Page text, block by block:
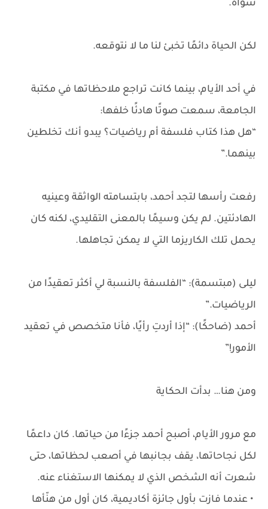
سواه.
لكن الحياة دائمًا تخبئ لنا ما لا نتوقعه.
في أحد الأيام، بينما كانت تراجع ملاحظاتها في مكتبة
الجامعة، سمعت صوتًا هادئًا خلفها:
“هل هذا كتاب فلسفة أم رياضيات؟ يبدو أنك تخلطين
بينهما.”
رفعت رأسها لتجد أحمد، بابتسامته الواثقة وعينيه
الهادئتين. لم يكن وسيمًا بالمعنى التقليدي، لكنه كان
يحمل تلك الكاريزما التي لا يمكن تجاهلها.
ليلى (مبتسمة): “الفلسفة بالنسبة لي أكثر تعقيدًا من
الرياضيات.”
أحمد (ضاحكًا): “إذا أردتِ رأيًا، فأنا متخصص في تعقيد
الأمور!”
ومن هنا… بدأت الحكاية
مع مرور الأيام، أصبح أحمد جزءًا من حياتها. كان داعمًا
لكل نجاحاتها، يقف بجانبها في أصعب لحظاتها، حتى
شعرت أنه الشخص الذي لا يمكنها الاستغناء عنه.
• عندما فازت بأول جائزة أكاديمية، كان أول من هنّأها